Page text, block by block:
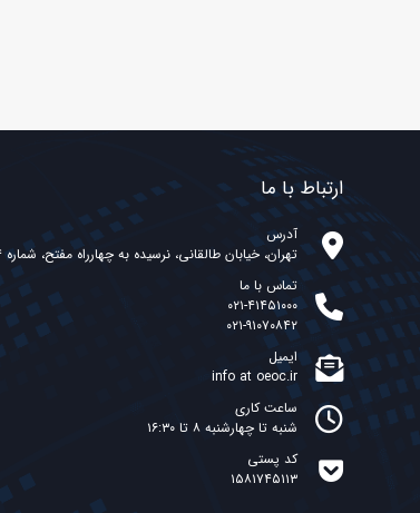
ارتباط با ما
آدرس
تهران، خیابان طالقانی، نرسیده به چهارراه مفتح، شماره ۲۳۴
تماس با ما
۰۲۱-۴۱۴۵۱۰۰۰
۰۲۱-۹۱۰۷۰۸۴۲
ایمیل
info at oeoc.ir
ساعت کاری
شنبه تا چهارشنبه ۸ تا ۱۶:۳۰
کد پستی
۱۵۸۱۷۴۵۱۱۳